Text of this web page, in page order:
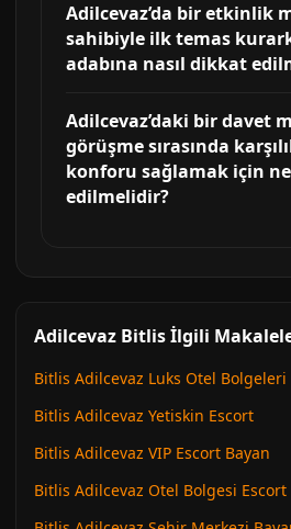
Adilcevaz’da bir etkinlik
sahibiyle ilk temas
adabına nasıl dikkat
Adilcevaz’daki bir davet
görüşme sırasında
konforu sağlamak için
edilmelidir?
Adilcevaz Bitlis İlgili
Bitlis Adilcevaz Luks Otel Bolgeleri
Bitlis Adilcevaz Yetiskin Escort
Bitlis Adilcevaz VIP Escort Bayan
Bitlis Adilcevaz Otel Bolgesi Escort